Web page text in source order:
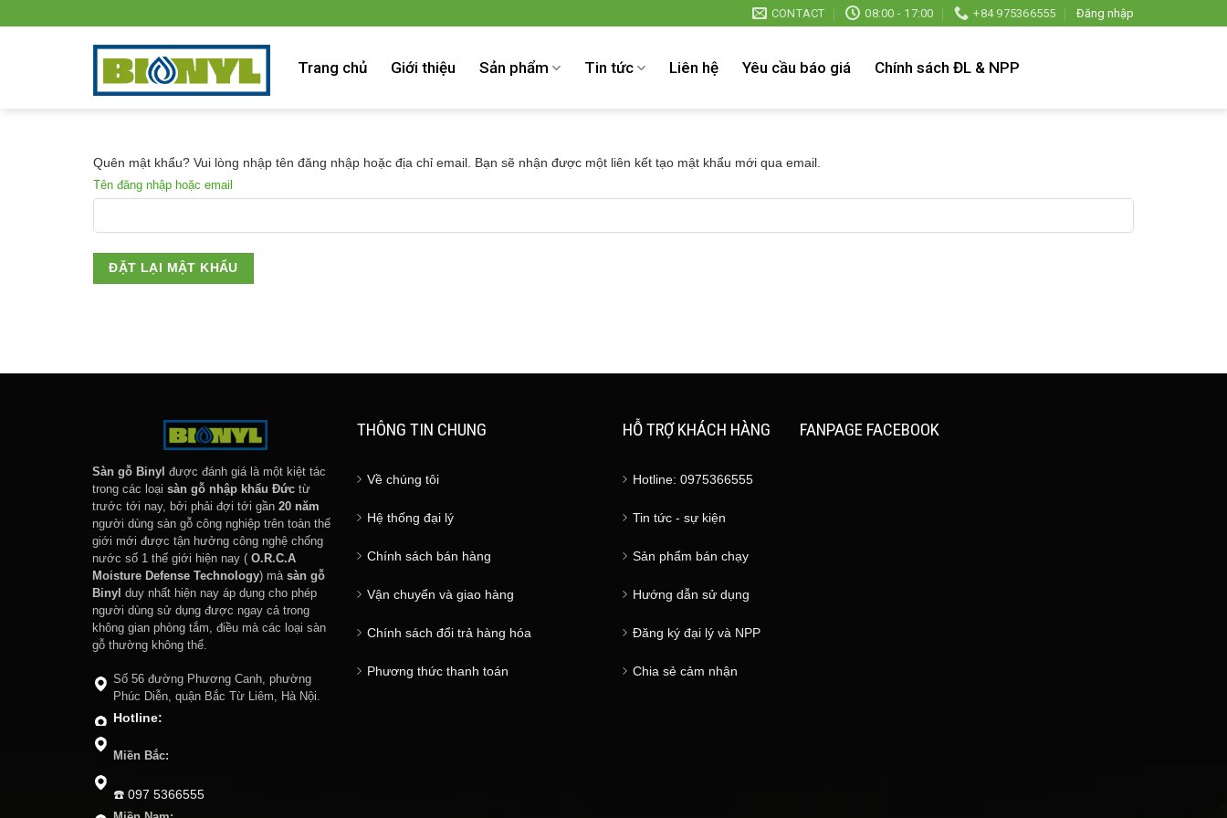
to
CONTACT 08:00 - 17:00 +84 975366555 Đăng nhập
Trang chủ Giới thiệu Sản phẩm Tin tức Liên hệ Yêu cầu báo giá Chính sách ĐL & NPP
Quên mật khẩu? Vui lòng nhập tên đăng nhập hoặc địa chỉ email. Bạn sẽ nhận được một liên kết tạo mật khẩu mới qua email.
Tên đăng nhập hoặc email
ĐẶT LẠI MẬT KHẨU
Sàn gỗ Binyl được đánh giá là một kiệt tác
trong các loại sàn gỗ nhập khẩu Đứctừ
trước tới nay, bởi phải đợi tới gần 20 năm
người dùng sàn gỗ công nghiệp trên toàn thế
giới mới được tận hưởng công nghệ chống
nước số 1 thế giới hiện nay ( O.R.C.A
Moisture Defense Technology) mà sàn gỗ
Binyl duy nhất hiện nay áp dụng cho phép
người dùng sử dụng được ngay cả trong
không gian phòng tắm, điều mà các loại sàn
gỗ thường không thể.
Số 56 đường Phương Canh, phường
Phúc Diễn, quận Bắc Từ Liêm, Hà Nội.
Hotline:
Miền Bắc:
☎️ 097 5366555
THÔNG TIN CHUNG
Về chúng tôi
Hệ thống đại lý
Chính sách bán hàng
Vận chuyển và giao hàng
Chính sách đổi trả hàng hóa
Phương thức thanh toán
HỖ TRỢ KHÁCH HÀNG
Hotline: 0975366555
Tin tức - sự kiện
Sản phẩm bán chạy
Hướng dẫn sử dụng
Đăng ký đại lý và NPP
Chia sẻ cảm nhận
FANPAGE FACEBOOK